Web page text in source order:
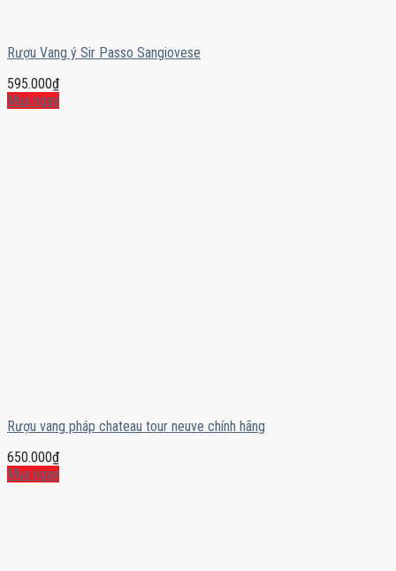
Rượu Vang ý Sir Passo Sangiovese
595.000₫
Mua ngay
Rượu vang pháp chateau tour neuve chính hãng
650.000₫
Mua ngay